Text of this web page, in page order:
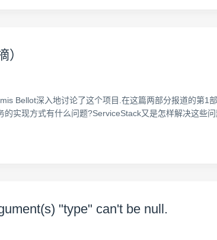
Bellot深入地讨论了这个项目.在这篇两部分报道的第1
实现方式有什么问题?ServiceStack又是怎样解决这些
"type" can't be null.